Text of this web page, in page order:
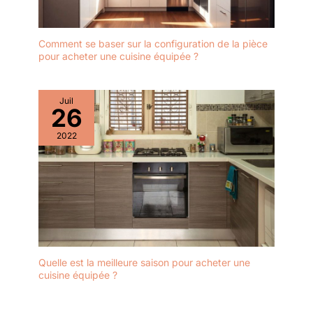
Comment se baser sur la configuration de la pièce
pour acheter une cuisine équipée ?
Juil
26
2022
Quelle est la meilleure saison pour acheter une
cuisine équipée ?